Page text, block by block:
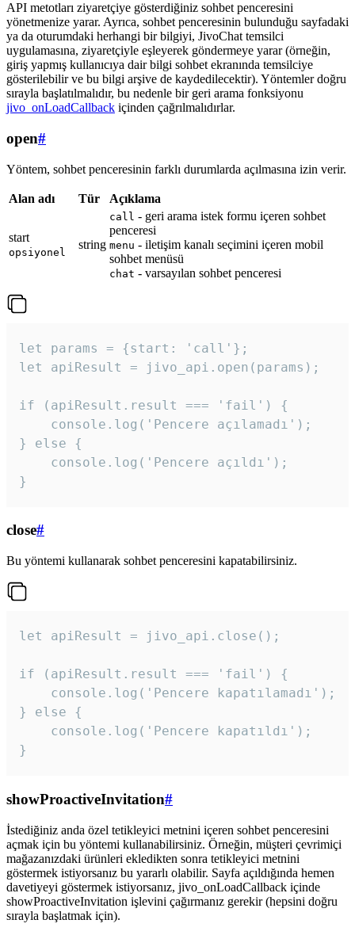
API metotları ziyaretçiye gösterdiğiniz sohbet penceresini
yönetmenize yarar. Ayrıca, sohbet penceresinin bulunduğu sayfadaki
ya da oturumdaki herhangi bir bilgiyi, JivoChat temsilci
uygulamasına, ziyaretçiyle eşleyerek göndermeye yarar (örneğin,
giriş yapmış kullanıcıya dair bilgi sohbet ekranında temsilciye
gösterilebilir ve bu bilgi arşive de kaydedilecektir). Yöntemler doğru
sırayla başlatılmalıdır, bu nedenle bir geri arama fonksiyonu
jivo_onLoadCallback içinden çağrılmalıdırlar.
open#
Yöntem, sohbet penceresinin farklı durumlarda açılmasına izin verir.
Alan adı Tür Açıklama
start
opsiyonel
string
call - geri arama istek formu içeren sohbet
penceresi
menu - iletişim kanalı seçimini içeren mobil
sohbet menüsü
chat - varsayılan sohbet penceresi
let params = {start: 'call'};
let apiResult = jivo_api.open(params);
if (apiResult.result === 'fail') {
    console.log('Pencere açılamadı');
} else {
    console.log('Pencere açıldı');
}
close#
Bu yöntemi kullanarak sohbet penceresini kapatabilirsiniz.
let apiResult = jivo_api.close();
if (apiResult.result === 'fail') {
    console.log('Pencere kapatılamadı');
} else {
    console.log('Pencere kapatıldı');
}
showProactiveInvitation#
İstediğiniz anda özel tetikleyici metnini içeren sohbet penceresini
açmak için bu yöntemi kullanabilirsiniz. Örneğin, müşteri çevrimiçi
mağazanızdaki ürünleri ekledikten sonra tetikleyici metnini
göstermek istiyorsanız bu yararlı olabilir. Sayfa açıldığında hemen
davetiyeyi göstermek istiyorsanız, jivo_onLoadCallback içinde
showProactiveInvitation işlevini çağırmanız gerekir (hepsini doğru
sırayla başlatmak için).